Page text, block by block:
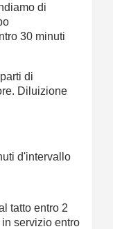
di
30 minuti
di
Diluizione
d'intervallo
tatto entro 2
servizio entro